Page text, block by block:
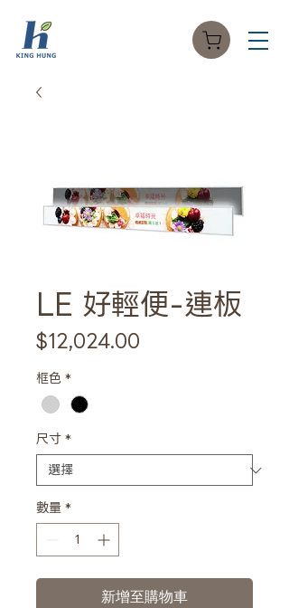
LE 好輕便-連板
$12,024.00
框色 *
尺寸*
數量*
新增至購物車